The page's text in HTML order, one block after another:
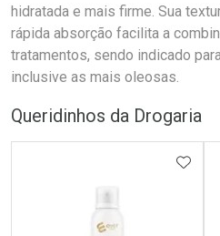
hidratada e mais firme. Sua
rápida absorção facilita a
tratamentos, sendo indicado
inclusive as mais oleosas.
Queridinhos da Drogaria